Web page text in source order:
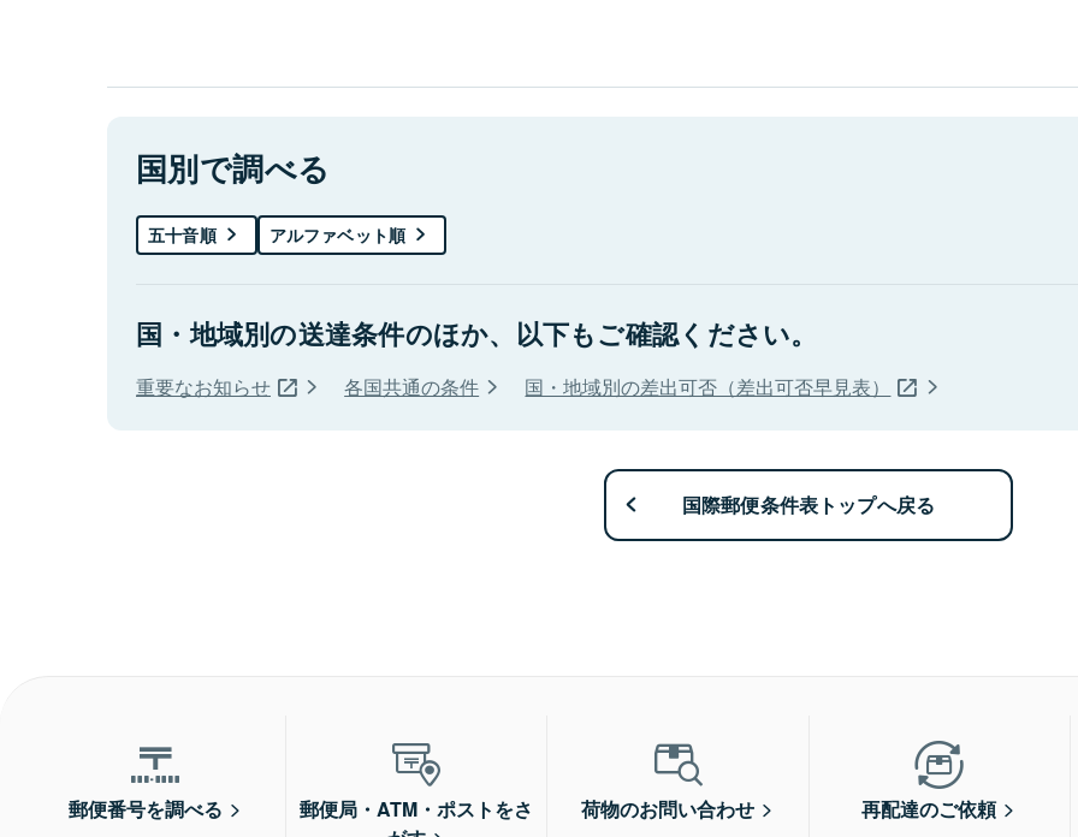
国別で調べる
五十音順 アルファベット順
国・地域別の送達条件のほか、以下もご確認ください。
重要なお知らせ 各国共通の条件 国・地域別の差出可否（差出可否早見表）
国際郵便条件表トップへ戻る
郵便番号を調べる
郵便局・ATM・ポストをさ
荷物のお問い合わせ 再配達のご依頼